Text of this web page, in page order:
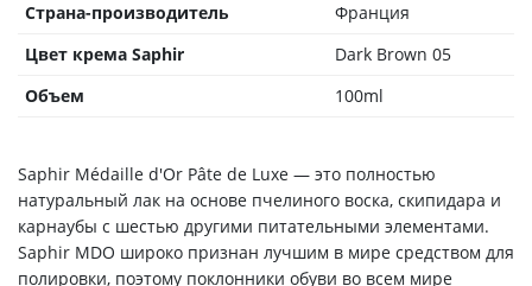
Страна-производитель
Франция
Цвет крема Saphir
Dark Brown 05
Объем
100ml
Saphir Médaille d'Or Pâte de Luxe — это полностью
натуральный лак на основе пчелиного воска, скипидара и
карнаубы с шестью другими питательными элементами.
Saphir MDO широко признан лучшим в мире средством для
полировки, поэтому поклонники обуви во всем мире